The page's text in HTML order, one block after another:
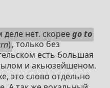
нет. скорееgo to
), только без
есть большая
и акьюзейшеном.
это слово отдельно